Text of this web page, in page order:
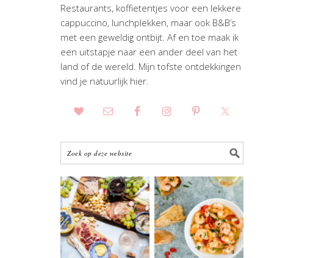
Restaurants, koffietentjes voor een lekkere
cappuccino, lunchplekken, maar ook B&B’s
met een geweldig ontbijt. Af en toe maak ik
een uitstapje naar een ander deel van het
land of de wereld. Mijn tofste ontdekkingen
vind je natuurlijk hier.